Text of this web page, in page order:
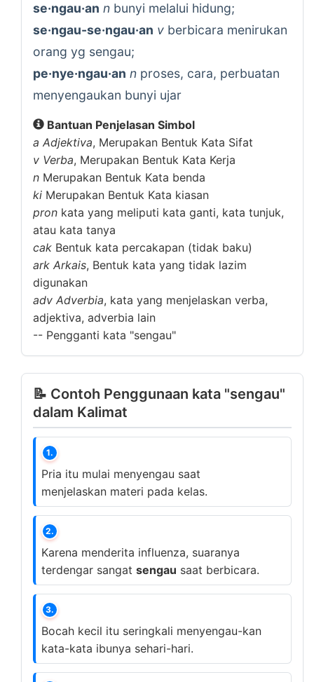
se·ngau·an n bunyi melalui hidung;
se·ngau-se·ngau·an v berbicara menirukan
orang yg sengau;
pe·nye·ngau·an n proses, cara, perbuatan
menyengaukan bunyi ujar
Bantuan Penjelasan Simbol
a Adjektiva, Merupakan Bentuk Kata Sifat
v Verba, Merupakan Bentuk Kata Kerja
n Merupakan Bentuk Kata benda
ki Merupakan Bentuk Kata kiasan
pron kata yang meliputi kata ganti, kata tunjuk,
atau kata tanya
cak Bentuk kata percakapan (tidak baku)
ark Arkais, Bentuk kata yang tidak lazim
digunakan
adv Adverbia, kata yang menjelaskan verba,
adjektiva, adverbia lain
-- Pengganti kata "sengau"
📝 Contoh Penggunaan kata "sengau"
dalam Kalimat
1.
Pria itu mulai menyengau saat
menjelaskan materi pada kelas.
2.
Karena menderita influenza, suaranya
terdengar sangat sengau saat berbicara.
3.
Bocah kecil itu seringkali menyengau-kan
kata-kata ibunya sehari-hari.